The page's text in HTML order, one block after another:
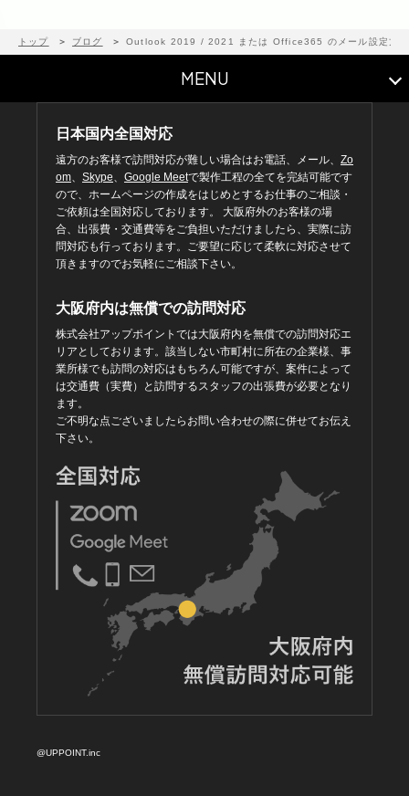
トップ ブログ Outlook 2019 / 2021 または Office365 のメール設定方法
MENU
日本国内全国対応
遠方のお客様で訪問対応が難しい場合はお電話、メール、 Zo
om
Skype Google Meetで製作工程の全てを完結可能です
ので、ホームページの作成をはじめとするお仕事のご相談・
ご依頼は全国対応しております。 大阪府外のお客様の場
合、出張費・交通費等をご負担いただけましたら、実際に訪
問対応も行っております。ご要望に応じて柔軟に対応させて
頂きますのでお気軽にご相談下さい。
大阪府内は無償での訪問対応
株式会社アップポイントでは大阪府内を無償での訪問対応エ
リアとしております。該当しない市町村に所在の企業様、事
業所様でも訪問の対応はもちろん可能ですが、案件によって
は交通費（実費）と訪問するスタッフの出張費が必要となり
ます。
ご不明な点ございましたらお問い合わせの際に併せてお伝え
下さい。
@UPPOINT.inc